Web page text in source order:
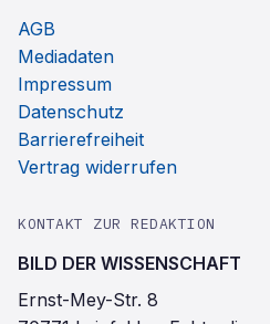
AGB
Mediadaten
Impressum
Datenschutz
Barrierefreiheit
Vertrag widerrufen
KONTAKT ZUR REDAKTION
BILD DER WISSENSCHAFT
Ernst-Mey-Str. 8